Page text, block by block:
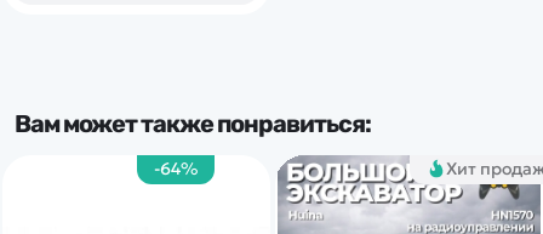
Вам может также понравиться:
Хит
-64%